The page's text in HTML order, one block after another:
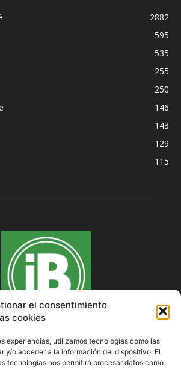
el consentimiento
cookies
experiencias, utilizamos tecnologías como las
y/o acceder a la información del dispositivo. El
tecnologías nos permitirá procesar datos como
2882
595
535
255
250
146
143
129
115
NOSOTROS